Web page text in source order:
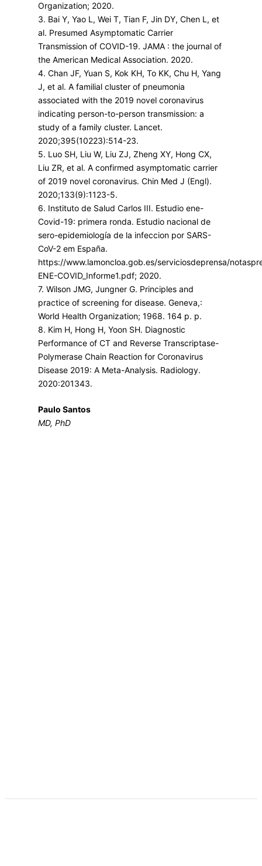
Organization; 2020.
3. Bai Y, Yao L, Wei T, Tian F, Jin DY, Chen L, et
al. Presumed Asymptomatic Carrier
Transmission of COVID-19. JAMA : the journal of
the American Medical Association. 2020.
4. Chan JF, Yuan S, Kok KH, To KK, Chu H, Yang
J, et al. A familial cluster of pneumonia
associated with the 2019 novel coronavirus
indicating person-to-person transmission: a
study of a family cluster. Lancet.
2020;395(10223):514-23.
5. Luo SH, Liu W, Liu ZJ, Zheng XY, Hong CX,
Liu ZR, et al. A confirmed asymptomatic carrier
of 2019 novel coronavirus. Chin Med J (Engl).
2020;133(9):1123-5.
6. Instituto de Salud Carlos III. Estudio ene-
Covid-19: primera ronda. Estudio nacional de
sero-epidemiología de la infeccion por SARS-
CoV-2 em España.
https://www.lamoncloa.gob.es/serviciosdeprensa/
ENE-COVID_Informe1.pdf; 2020.
7. Wilson JMG, Jungner G. Principles and
practice of screening for disease. Geneva,:
World Health Organization; 1968. 164 p. p.
8. Kim H, Hong H, Yoon SH. Diagnostic
Performance of CT and Reverse Transcriptase-
Polymerase Chain Reaction for Coronavirus
Disease 2019: A Meta-Analysis. Radiology.
2020:201343.
Paulo Santos
MD, PhD